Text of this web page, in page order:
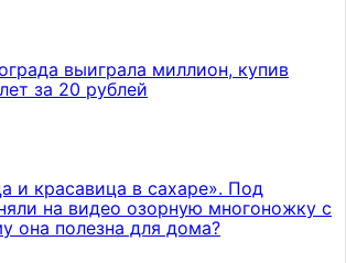
выиграла миллион, купив
за 20 рублей
и красавица в сахаре». Под
на видео озорную многоножку с
она полезна для дома?